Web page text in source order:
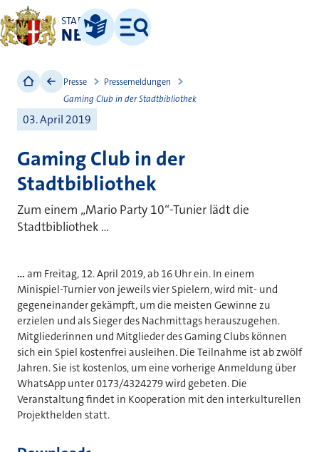
STADT
NEUSS
Leichte Sprache
Menü
Presse
Pressemeldungen
Gaming Club in der Stadtbibliothek
03. April 2019
Gaming Club in der
Stadtbibliothek
Zum einem „Mario Party 10“-Tunier lädt die
Stadtbibliothek ...
... am Freitag, 12. April 2019, ab 16 Uhr ein. In einem
Minispiel-Turnier von jeweils vier Spielern, wird mit- und
gegeneinander gekämpft, um die meisten Gewinne zu
erzielen und als Sieger des Nachmittags herauszugehen.
Mitgliederinnen und Mitglieder des Gaming Clubs können
sich ein Spiel kostenfrei ausleihen. Die Teilnahme ist ab zwölf
Jahren. Sie ist kostenlos, um eine vorherige Anmeldung über
WhatsApp unter 0173/4324279 wird gebeten. Die
Veranstaltung findet in Kooperation mit den interkulturellen
Projekthelden statt.